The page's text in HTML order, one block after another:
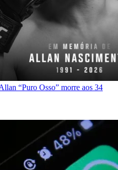
“Puro Osso” morre aos 34